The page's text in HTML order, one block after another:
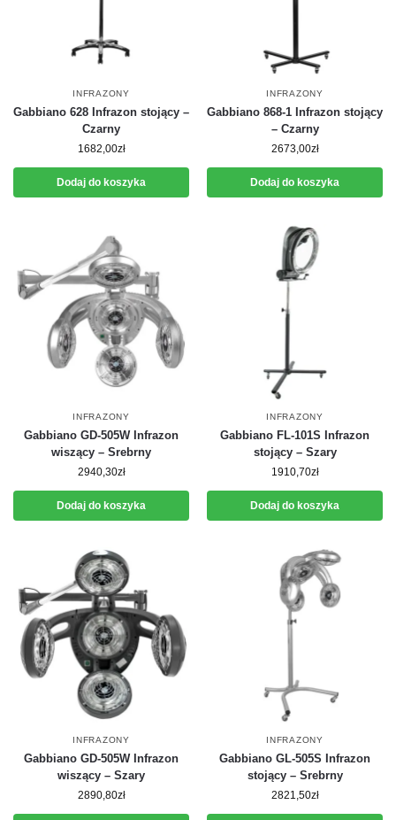
INFRAZONY
Gabbiano 628 Infrazon stojący –
Czarny
1682,00zł
Dodaj do koszyka
INFRAZONY
Gabbiano 868-1 Infrazon stojący
– Czarny
2673,00zł
Dodaj do koszyka
INFRAZONY
Gabbiano GD-505W Infrazon
wiszący – Srebrny
2940,30zł
Dodaj do koszyka
INFRAZONY
Gabbiano FL-101S Infrazon
stojący – Szary
1910,70zł
Dodaj do koszyka
INFRAZONY
Gabbiano GD-505W Infrazon
wiszący – Szary
2890,80zł
INFRAZONY
Gabbiano GL-505S Infrazon
stojący – Srebrny
2821,50zł